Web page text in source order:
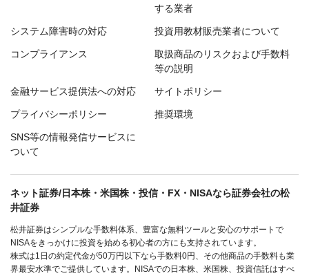
する業者
システム障害時の対応 投資用教材販売業者について
コンプライアンス
取扱商品のリスクおよび手数料
等の説明
金融サービス提供法への対応 サイトポリシー
プライバシーポリシー 推奨環境
SNS等の情報発信サービスに
ついて
ネット証券/日本株・米国株・投信・FX・NISAなら証券会社の松
井証券
松井証券はシンプルな手数料体系、豊富な無料ツールと安心のサポートで
NISAをきっかけに投資を始める初心者の方にも支持されています。
株式は1日の約定代金が50万円以下なら手数料0円、その他商品の手数料も業
界最安水準でご提供しています。NISAでの日本株、米国株、投資信託はすべ